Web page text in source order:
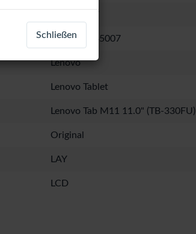
5630863345007
Lenovo
Lenovo Tablet
Lenovo Tab M11 11.0" (TB-330FU)
Original
LAY
LCD
Schließen